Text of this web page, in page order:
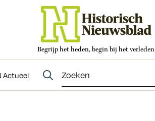
Begrijp het heden, begin bij het verleden
Actueel
Evenementen